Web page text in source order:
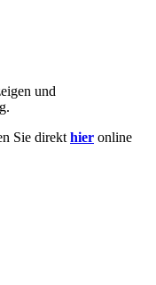
und
Sie direkt hier online